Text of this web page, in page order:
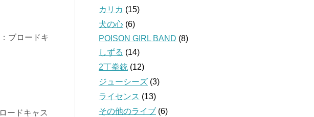
ロードキ
ドキャス
カリカ (15)
犬の心 (6)
POISON GIRL BAND (8)
しずる (14)
2丁拳銃 (12)
ジューシーズ (3)
ライセンス (13)
その他のライブ (6)